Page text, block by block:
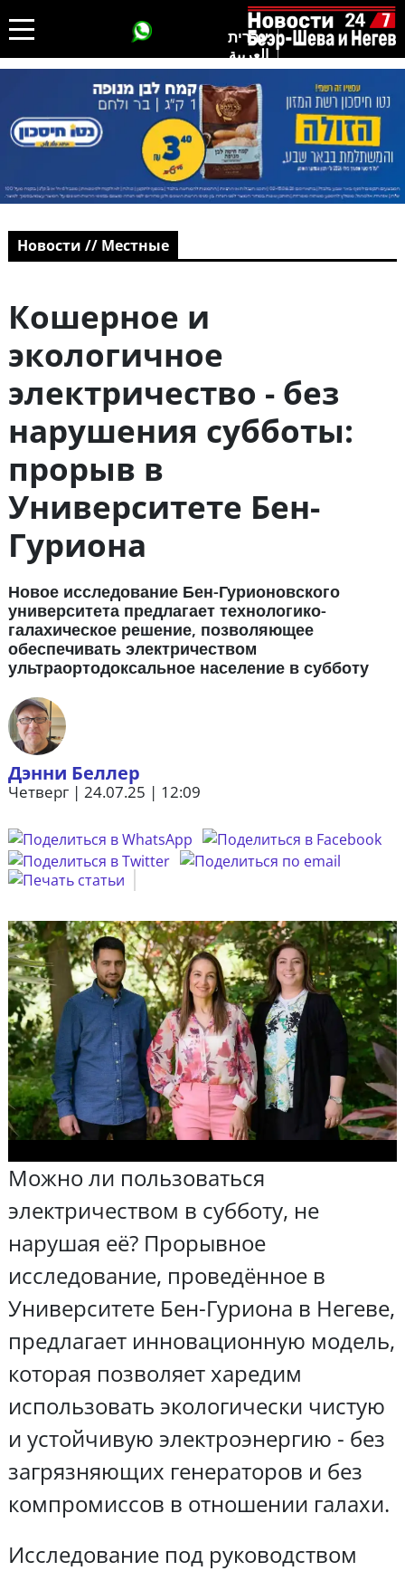
עברית
العربية
Новости // Местные
Кошерное и
экологичное
электричество - без
нарушения субботы:
прорыв в
Университете Бен-
Гуриона
Новое исследование Бен-Гурионовского
университета предлагает технологико-
галахическое решение, позволяющее
обеспечивать электричеством
ультраортодоксальное население в субботу
Дэнни Беллер
Четверг | 24.07.25 | 12:09
Можно ли пользоваться
электричеством в субботу, не
нарушая её? Прорывное
исследование, проведённое в
Университете Бен-Гуриона в Негеве,
предлагает инновационную модель,
которая позволяет харедим
использовать экологически чистую
и устойчивую электроэнергию - без
загрязняющих генераторов и без
компромиссов в отношении галахи.
Исследование под руководством